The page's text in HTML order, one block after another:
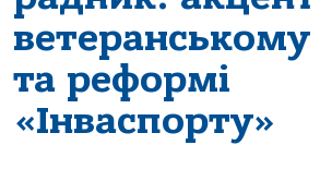
ветеранському
та реформі
«Інваспорту»